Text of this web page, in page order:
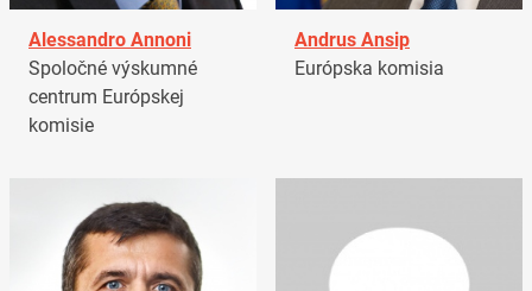
Alessandro Annoni
Spoločné výskumné
centrum Európskej
komisie
Andrus Ansip
Európska komisia